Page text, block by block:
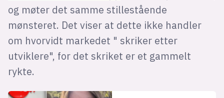
og møter det samme stillestående
mønsteret. Det viser at dette ikke handler
om hvorvidt markedet " skriker etter
utviklere", for det skriket er et gammelt
rykte.